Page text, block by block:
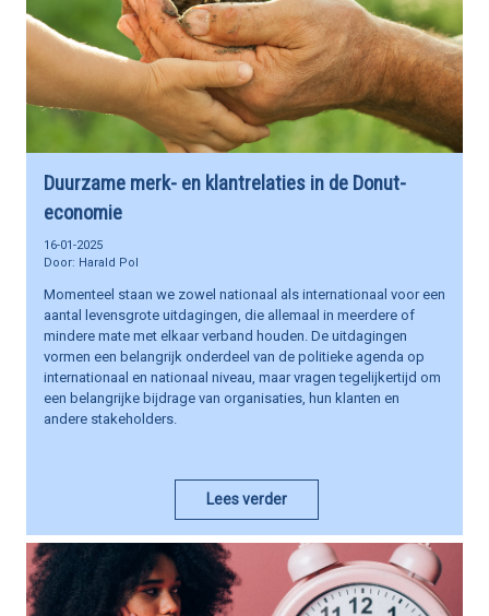
Duurzame merk- en klantrelaties in de Donut-
economie
16-01-2025
Harald Pol
Momenteel staan we zowel nationaal als internationaal voor een
aantal levensgrote uitdagingen, die allemaal in meerdere of
mindere mate met elkaar verband houden. De uitdagingen
vormen een belangrijk onderdeel van de politieke agenda op
internationaal en nationaal niveau, maar vragen tegelijkertijd om
een belangrijke bijdrage van organisaties, hun klanten en
andere stakeholders.
Lees verder